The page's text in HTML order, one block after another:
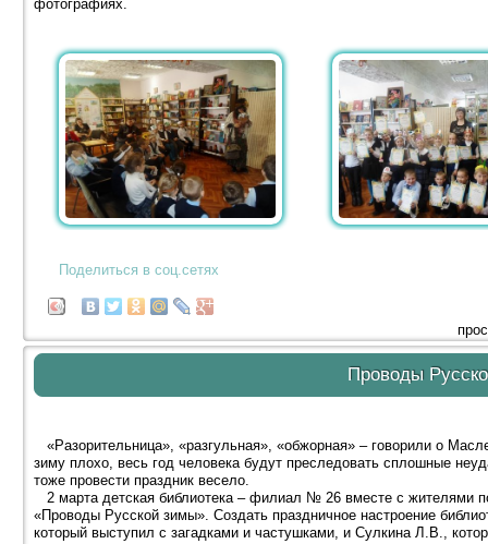
фотографиях.
Поделиться в соц.сетях
Проводы
«Разорительница», «разгульная», «обжорная» – говорили о
зиму плохо, весь год человека будут преследовать сплошные
тоже провести праздник весело.
2 марта детская библиотека – филиал № 26 вместе с жителями
«Проводы Русской зимы». Создать праздничное настроение
который выступил с загадками и частушками, и Сулкина Л.В.,